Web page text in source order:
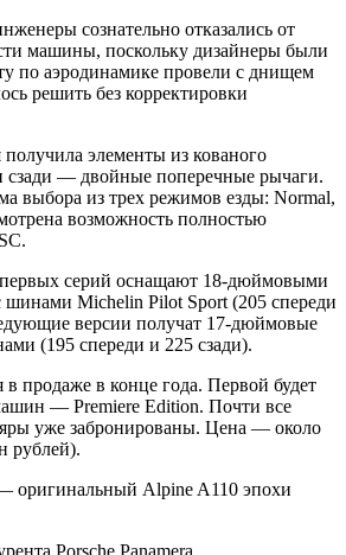
сознательно отказались от
машины, поскольку дизайнеры были
по аэродинамике провели с днищем
решить без корректировки
элементы из кованого
— двойные поперечные рычаги.
выбора из трех режимов езды: Normal,
возможность полностью
первых серий оснащают 18-дюймовыми
Michelin Pilot Sport (205 спереди
версии получат 17-дюймовые
(195 спереди и 225 сзади).
продаже в конце года. Первой будет
— Premiere Edition. Почти все
уже забронированы. Цена — около
рублей).
оригинальный Alpine A110 эпохи
Porsche Panamera